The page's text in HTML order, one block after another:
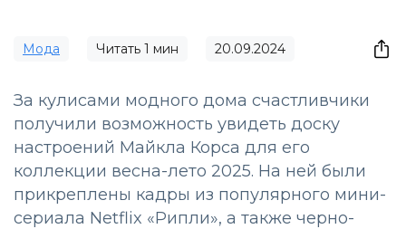
Мода Читать 1 мин 20.09.2024
За кулисами модного дома счастливчики
получили возможность увидеть доску
настроений Майкла Корса для его
коллекции весна-лето 2025. На ней были
прикреплены кадры из популярного мини-
сериала Netflix «Рипли», а также черно-